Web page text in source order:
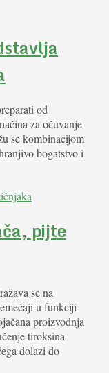
od
za očuvanje
se kombinacijom
bogatstvo i
pijte
se na
u funkciji
proizvodnja
tiroksina
dolazi do